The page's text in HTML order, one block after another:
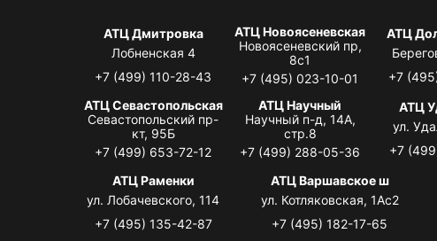
АТЦ Дмитровка
Лобненская 4
+7 (499) 110-28-43
АТЦ Новоясеневская
Новоясеневский пр,
8с1
+7 (495) 023-10-01
АТЦ
+7
АТЦ Севастопольская
Севастопольский пр-
кт, 95Б
+7 (499) 653-72-12
АТЦ Научный
Научный п-д, 14А,
стр.8
+7 (499) 288-05-36
АТЦ
ул.
+7
АТЦ Раменки
ул. Лобачевского, 114
+7 (495) 135-42-87
АТЦ Варшавское ш
ул. Котляковская, 1Ас2
+7 (495) 182-17-65